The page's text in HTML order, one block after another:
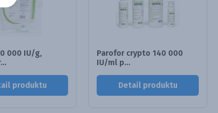
000 IU/g,
produktu
Parofor crypto 140 000
IU/ml p...
Detail produktu